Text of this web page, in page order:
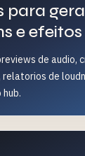
para
e
de audio,
de